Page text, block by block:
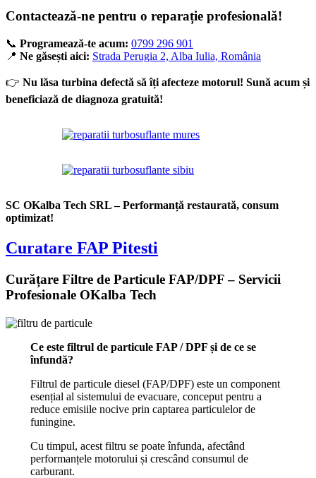
Contactează-ne pentru o reparație profesională!
📞 Programează-te acum: 0799 296 901
📍 Ne găsești aici: Strada Perugia 2, Alba Iulia, România
👉 Nu lăsa turbina defectă să îți afecteze motorul! Sună acum și
beneficiază de diagnoza gratuită!
SC OKalba Tech SRL – Performanță restaurată, consum
optimizat!
Curatare FAP Pitesti
Curățare Filtre de Particule FAP/DPF – Servicii
Profesionale OKalba Tech
Ce este filtrul de particule FAP / DPF și de ce se
înfundă?
Filtrul de particule diesel (FAP/DPF) este un component
esențial al sistemului de evacuare, conceput pentru a
reduce emisiile nocive prin captarea particulelor de
funingine.
Cu timpul, acest filtru se poate înfunda, afectând
performanțele motorului și crescând consumul de
carburant.